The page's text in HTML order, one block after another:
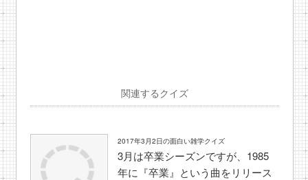
関連するクイズ
2017年3月2日の面白い雑学クイズ
3月は卒業シーズンですが、1985
年に『卒業』という曲をリリース